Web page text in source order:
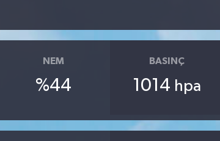
NEM
%44
BASINÇ
1014 hpa